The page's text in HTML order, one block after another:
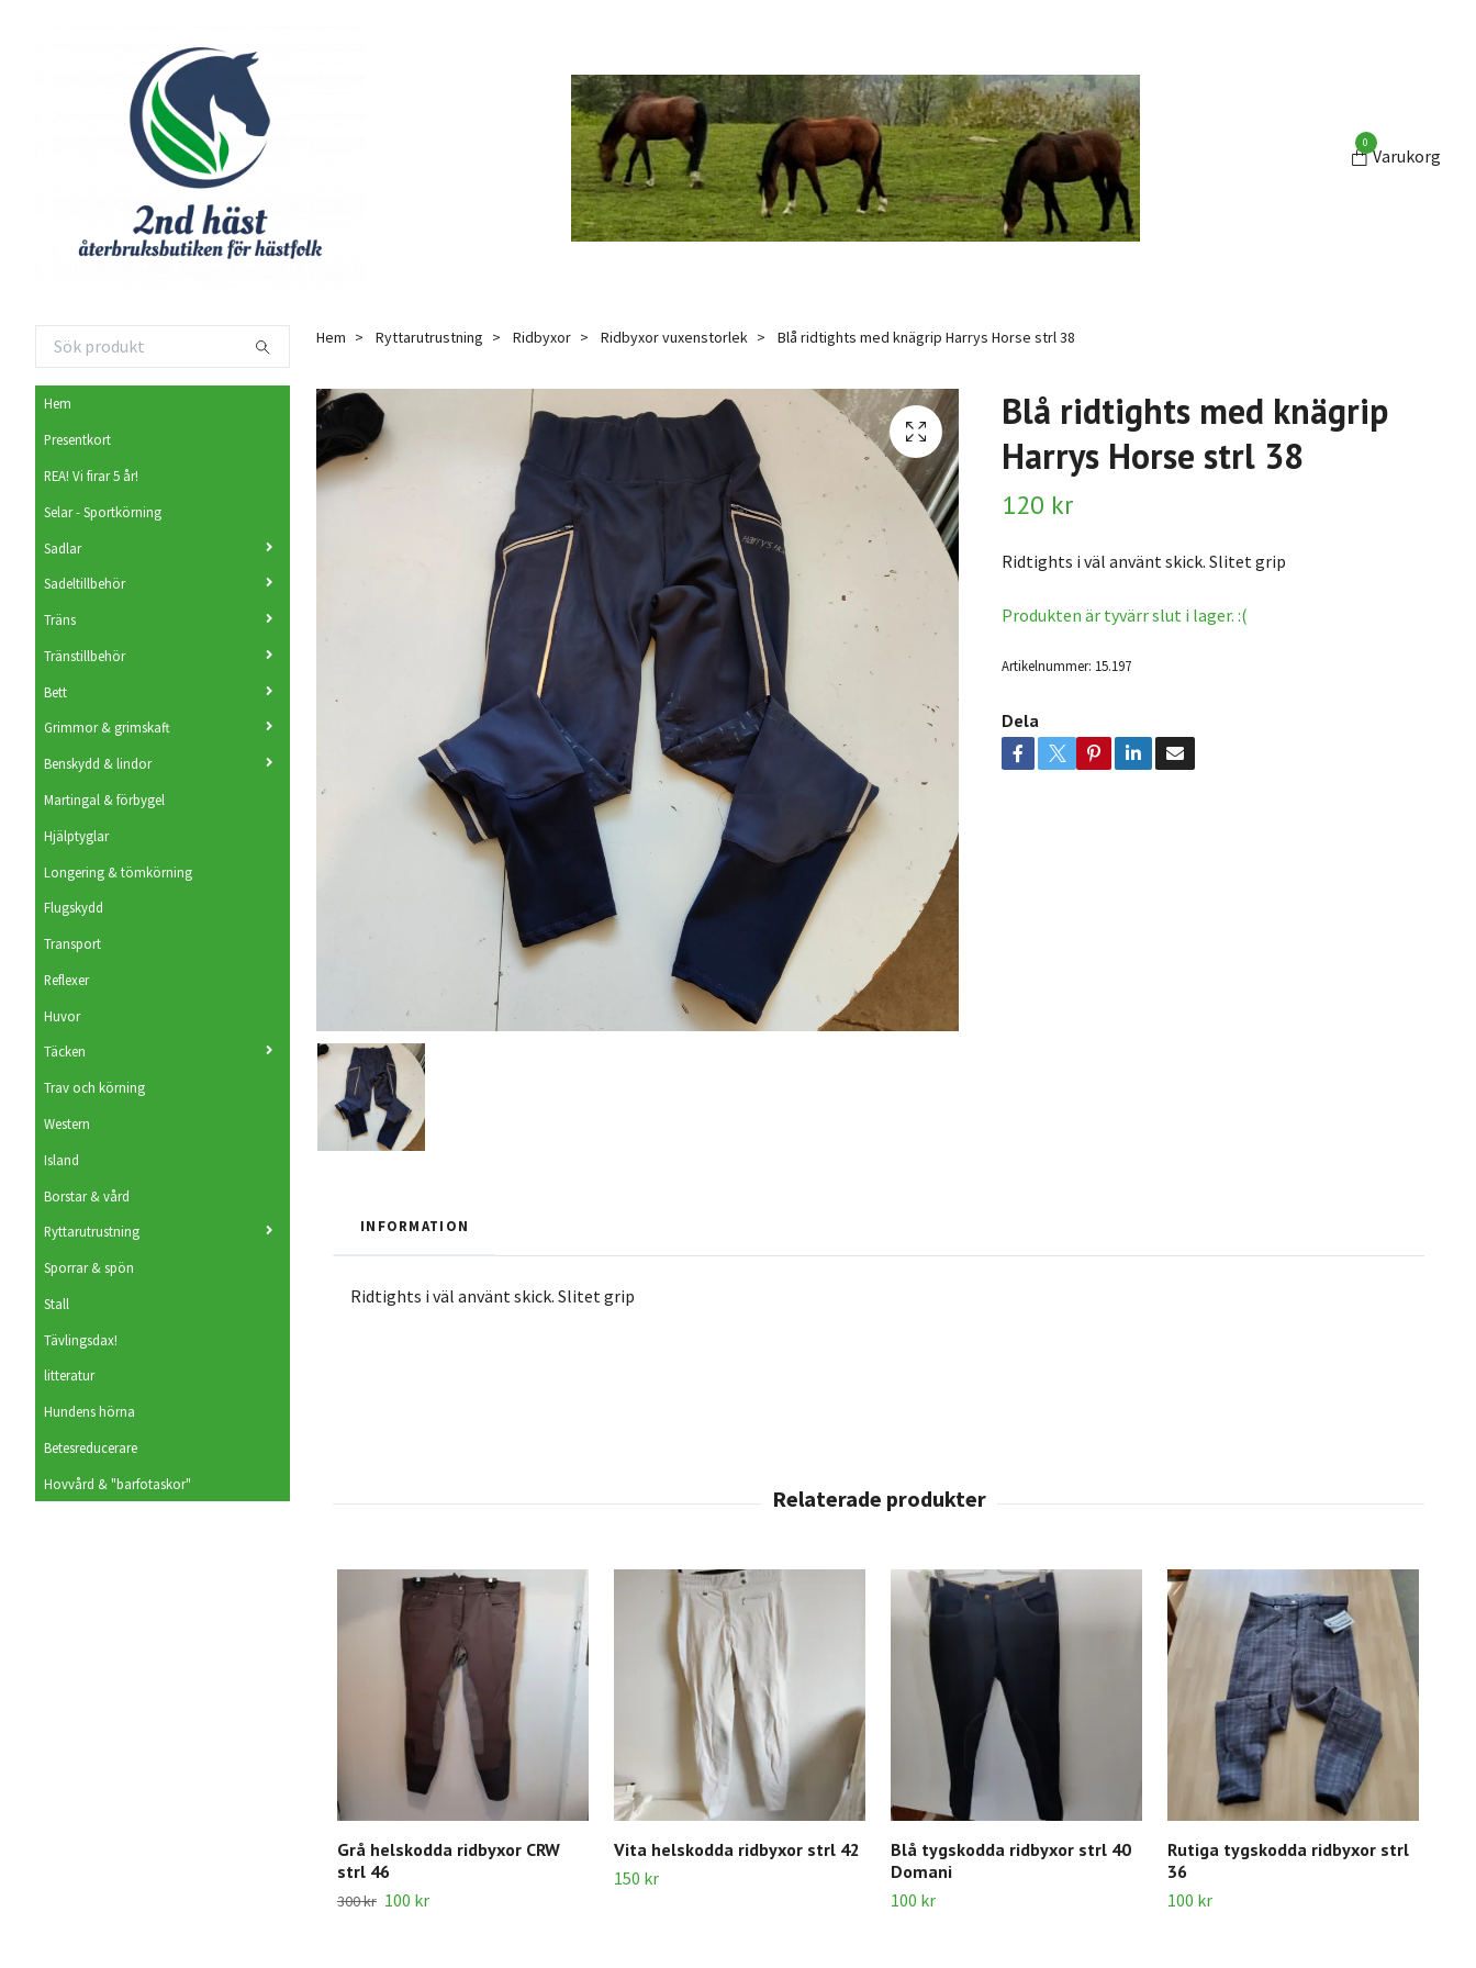
0
Varukorg
Hem
Presentkort
REA! Vi firar 5 år!
Selar - Sportkörning
Sadlar
Sadeltillbehör
Träns
Tränstillbehör
Bett
Grimmor & grimskaft
Benskydd & lindor
Martingal & förbygel
Hjälptyglar
Longering & tömkörning
Flugskydd
Transport
Reflexer
Huvor
Täcken
Trav och körning
Western
Island
Borstar & vård
Ryttarutrustning
Sporrar & spön
Stall
Tävlingsdax!
litteratur
Hundens hörna
Betesreducerare
Hovvård & "barfotaskor"
Hem Ryttarutrustning Ridbyxor Ridbyxor vuxenstorlek Blå ridtights med knägrip Harrys Horse strl 38
Blå ridtights med knägrip
Harrys Horse strl 38
120 kr
Ridtights i väl använt skick. Slitet grip
Produkten är tyvärr slut i lager. :(
Artikelnummer: 15.197
Dela
INFORMATION
Ridtights i väl använt skick. Slitet grip
Grå helskodda ridbyxor CRW
strl 46
300 kr 100 kr
Vita helskodda ridbyxor strl 42
150 kr
Blå tygskodda ridbyxor strl 40
Domani
100 kr
Rutiga tygskodda ridbyxor strl
36
100 kr